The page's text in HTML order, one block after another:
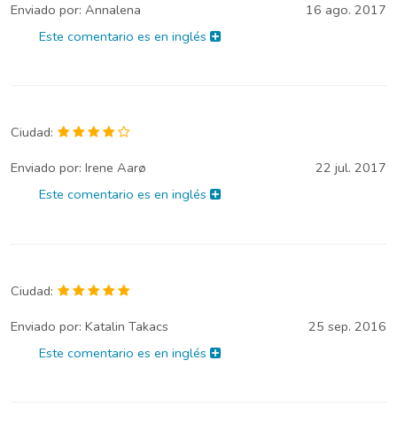
Enviado por: Annalena
16 ago. 2017
Este comentario es en inglés
Ciudad:
Enviado por: Irene Aarø
22 jul. 2017
Este comentario es en inglés
Ciudad:
Enviado por: Katalin Takacs
25 sep. 2016
Este comentario es en inglés